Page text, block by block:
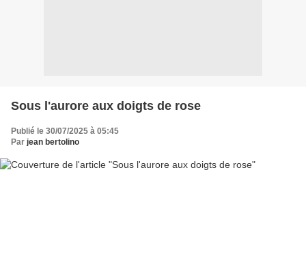
Sous l'aurore aux doigts de rose
Publié le 30/07/2025 à 05:45
Par jean bertolino